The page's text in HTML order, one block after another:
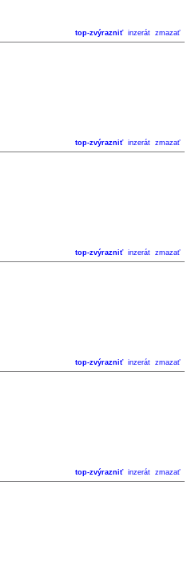
top-zvýrazniť inzerát zmazať
top-zvýrazniť inzerát zmazať
top-zvýrazniť inzerát zmazať
top-zvýrazniť inzerát zmazať
top-zvýrazniť inzerát zmazať